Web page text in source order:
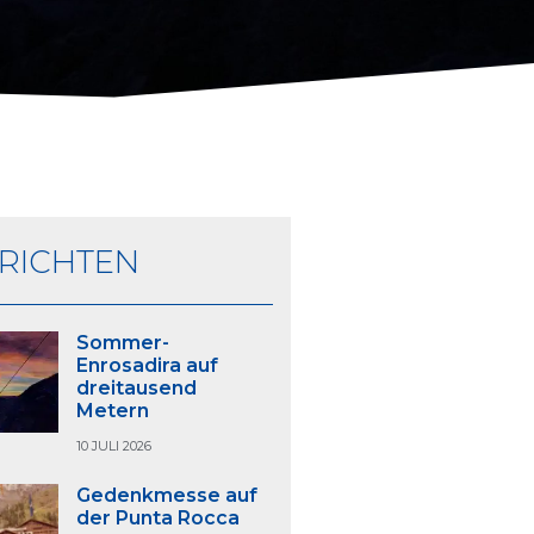
Sommer-
Enrosadira auf
dreitausend
Metern
10 JULI 2026
Gedenkmesse auf
der Punta Rocca